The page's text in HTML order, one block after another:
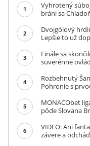
1
Vyhrotený
bráni sa
2
Dvojgólový
Lepšie to už
3
Finále sa
suverénne
4
Rozbehnutý
Pohronie s
5
MONACObet
pôde Slovana
6
VIDEO: Ani
závere a